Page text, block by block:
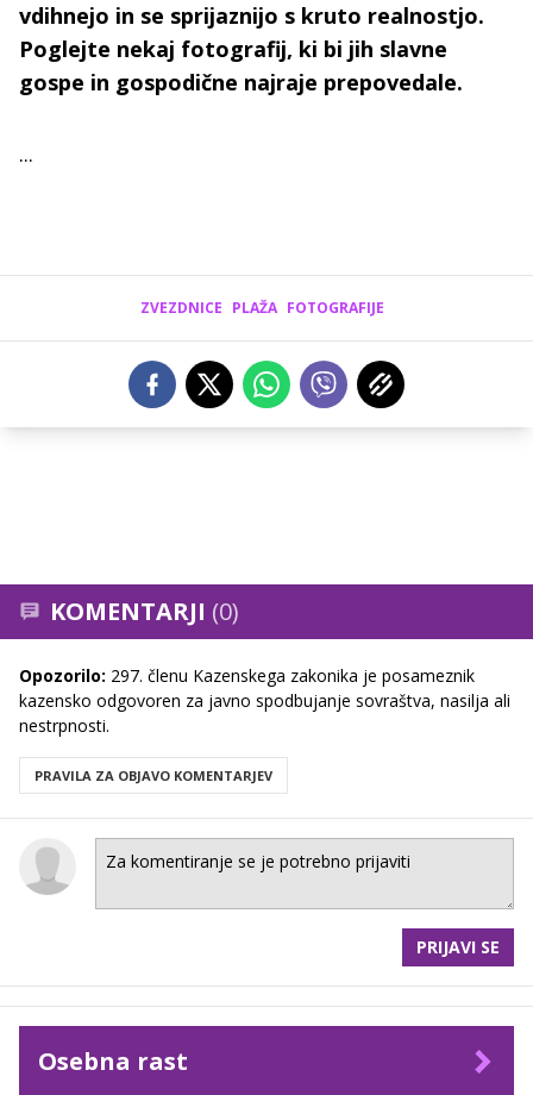
vdihnejo in se sprijaznijo s kruto realnostjo.
Poglejte nekaj fotografij, ki bi jih slavne
gospe in gospodične najraje prepovedale.
...
ZVEZDNICE PLAŽA FOTOGRAFIJE
KOMENTARJI (0)
Opozorilo: 297. členu Kazenskega zakonika je posameznik
kazensko odgovoren za javno spodbujanje sovraštva, nasilja ali
nestrpnosti.
PRAVILA ZA OBJAVO KOMENTARJEV
PRIJAVI SE
Osebna rast